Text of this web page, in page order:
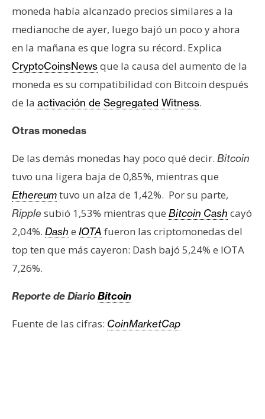
N
o
t
a
s
e
r
e
s
a
T
e
s
moneda había alcanzado precios similares a la
medianoche de ayer, luego bajó un poco y ahora
en la mañana es que logra su récord. Explica
CryptoCoinsNewsque la causa del aumento de la
moneda es su compatibilidad con Bitcoin después
de la activación de Segregated Witness.
Otras monedas
De las demás monedas hay poco qué decir. Bitcoin
tuvo una ligera baja de 0,85%, mientras que
Ethereumtuvo un alza de 1,42%. Por su parte,
Ripple subió 1,53% mientras que Bitcoin Cash cayó
2,04%. Dash e IOTA fueron las criptomonedas del
top ten que más cayeron: Dash bajó 5,24% e IOTA
7,26%.
Reporte de DiarioBitcoin
Fuente de las cifras: CoinMarketCap